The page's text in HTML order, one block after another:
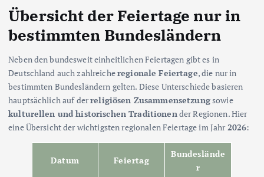
Übersicht der Feiertage nur in
bestimmten Bundesländern
Neben den bundesweit einheitlichen Feiertagen gibt es in
Deutschland auch zahlreicheregionale Feiertage, die nur in
bestimmten Bundesländern gelten. Diese Unterschiede basieren
hauptsächlich auf derreligiösen Zusammensetzungsowie
kulturellen und historischen Traditionen der Regionen. Hier
eine Übersicht der wichtigsten regionalen Feiertage im Jahr 2026:
Datum Feiertag
Bundeslände
r